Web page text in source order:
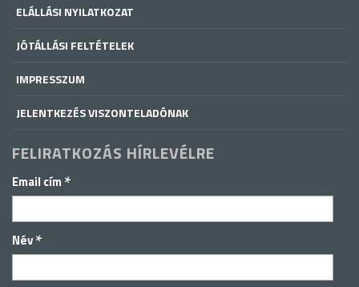
ELÁLLÁSI NYILATKOZAT
JÓTÁLLÁSI FELTÉTELEK
IMPRESSZUM
JELENTKEZÉS VISZONTELADÓNAK
FELIRATKOZÁS HÍRLEVÉLRE
Email cím *
Név*